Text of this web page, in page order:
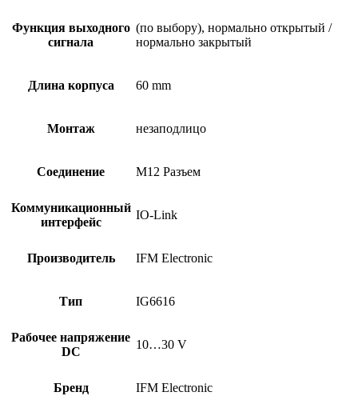
Функция выходного
сигнала
(по выбору), нормально открытый /
нормально закрытый
Длина корпуса 60 mm
Монтаж незаподлицо
Соединение M12 Разъем
Коммуникационный
интерфейс
IO-Link
Производитель IFM Electronic
Тип IG6616
Рабочее напряжение
DC
10…30 V
Бренд IFM Electronic